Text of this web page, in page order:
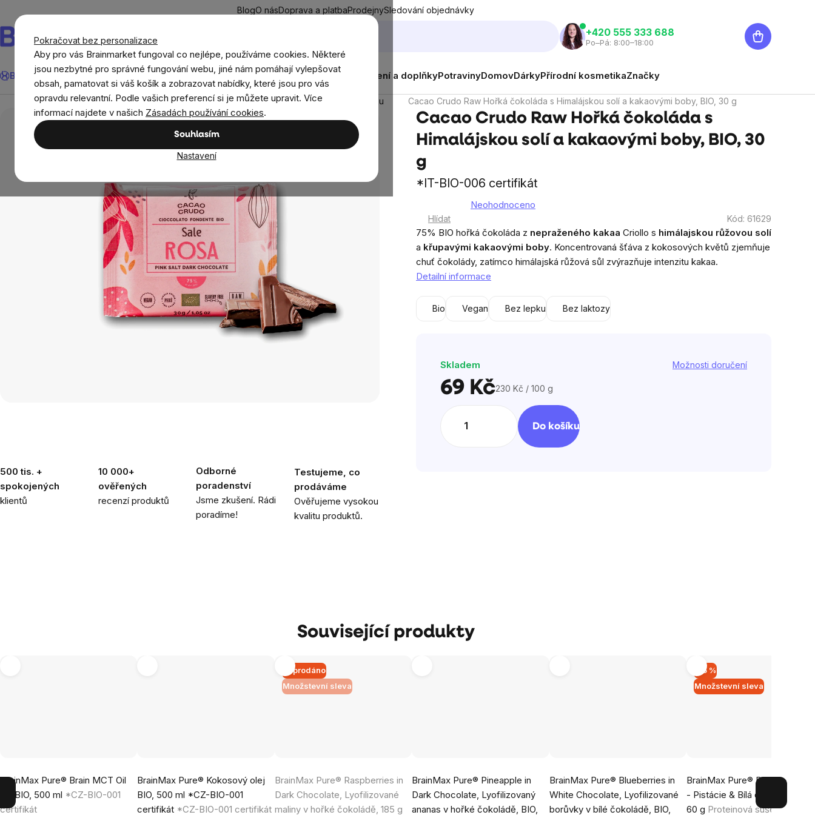
Pokračovat bez personalizace
Aby pro vás Brainmarket fungoval co nejlépe, používáme cookies. Některé
jsou nezbytné pro správné fungování webu, jiné nám pomáhají vylepšovat
obsah, pamatovat si váš košík a zobrazovat nabídky, které jsou pro vás
opravdu relevantní. Podle vašich preferencí si je můžete upravit. Více
informací najdete v našich Zásadách používání cookies.
Souhlasím
Nastavení
obsah
BlogO násDoprava a platbaProdejnySledování objednávky
Hledat
‭+420 555 333 688
Po–Pá: 8:00–18:00
Nákupní
košík
BrainMax® Léto Ušetři CíleDoplňky stravy a výživaNovinkyMužiŽenyDěti Oblečení a doplňkyPotravinyDomovDárkyPřírodní kosmetikaZnačky
Potraviny Potraviny bez lepku Sladké snacky a slané krekry bez lepku Cacao Crudo Raw Hořká čokoláda s Himalájskou solí a kakaovými boby, BIO, 30 g
Cacao Crudo Raw Hořká čokoláda s
Himalájskou solí a kakaovými boby, BIO, 30
g
*IT-BIO-006 certifikát
hodnocení
produktu
z
hvězdiček.
Neohodnoceno
500 tis. +
spokojených
klientů
10 000+
ověřených
recenzí produktů
Odborné
poradenství
Jsme zkušení. Rádi
poradíme!
Testujeme, co
prodáváme
Ověřujeme vysokou
kvalitu produktů.
Hlídat Kód: 61629
75% BIO hořká čokoláda z nepraženého kakaa Criollo s himálajskou růžovou solí
a křupavými kakaovými boby. Koncentrovaná šťáva z kokosových květů zjemňuje
chuť čokolády, zatímco himálajská růžová sůl zvýrazňuje intenzitu kakaa.
Detailní informace
Bio Vegan Bez lepku Bez laktozy
Skladem Možnosti doručení
69 KčMěrná
230 Kč / 100 g
Do košíku
Související produkty
BrainMax Pure® Brain MCT Oil
C8 BIO, 500 ml *CZ-BIO-001
certifikát
hodnocení
produktu
BrainMax Pure® Kokosový olej
BIO, 500 ml *CZ-BIO-001
certifikát *CZ-BIO-001 certifikát
hodnocení
produktu
Množstevní sleva
Vyprodáno
BrainMax Pure® Raspberries in
Dark Chocolate, Lyofilizované
maliny v hořké čokoládě, 185 g
hodnocení
produktu
BrainMax Pure® Pineapple in
Dark Chocolate, Lyofilizovaný
ananas v hořké čokoládě, BIO,
hodnocení
produktu
BrainMax Pure® Blueberries in
White Chocolate, Lyofilizované
borůvky v bílé čokoládě, BIO,
hodnocení
produktu
Množstevní sleva
–15 %
BrainMax Pure® Protein
- Pistácie & Bílá čokoláda, BIO,
60 g Proteinová sušenka s
hodnocení
produktu